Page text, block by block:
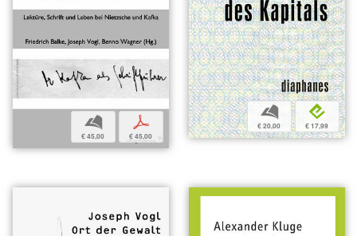
b
€ 45,00
p
€ 45,00
b
€ 20,00
e
€ 17,99